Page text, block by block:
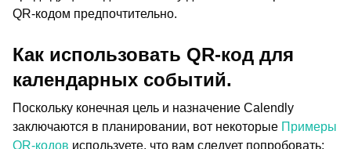
QR-кодом предпочтительно.
Как использовать QR-код для
календарных событий.
Поскольку конечная цель и назначение Calendly
заключаются в планировании, вот некоторые Примеры
QR-кодов используете, что вам следует попробовать: